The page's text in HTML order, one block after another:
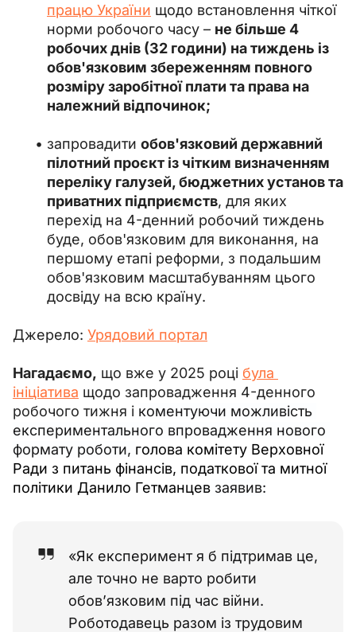
працю України щодо встановлення чіткої
норми робочого часу – не більше 4
робочих днів (32 години) на тиждень із
обов'язковим збереженням повного
розміру заробітної плати та права на
належний відпочинок;
запровадити обов'язковий державний
пілотний проєкт із чітким визначенням
переліку галузей, бюджетних установ та
приватних підприємств, для яких
перехід на 4-денний робочий тиждень
буде, обов'язковим для виконання, на
першому етапі реформи, з подальшим
обов'язковим масштабуванням цього
досвіду на всю країну.
Джерело: Урядовий портал
Нагадаємо, що вже у 2025 році була
ініціатива щодо запровадження 4-денного
робочого тижня і коментуючи можливість
експериментального впровадження нового
формату роботи, голова комітету Верховної
Ради з питань фінансів, податкової та митної
політики Данило Гетманцев заявив:
«Як експеримент я б підтримав це,
але точно не варто робити
обов’язковим під час війни.
Роботодавець разом із трудовим